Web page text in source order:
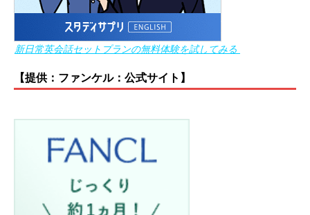
新日常英会話セットプランの無料体験を試してみる
【提供：ファンケル：公式サイト】